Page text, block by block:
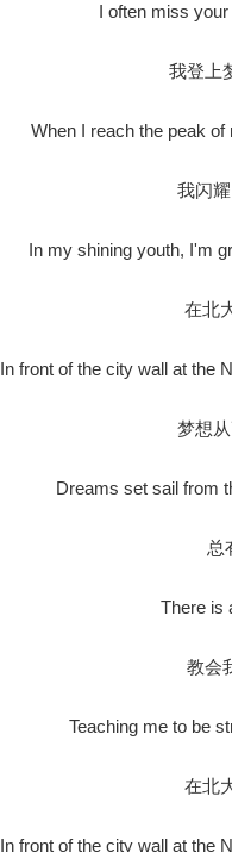
I often miss
我登上
When I reach the peak
我闪
In my shining youth, I'm
在北
In front of the city wall at the
梦想
Dreams set sail from
总
There is
教会
Teaching me to be
在北
In front of the city wall at the